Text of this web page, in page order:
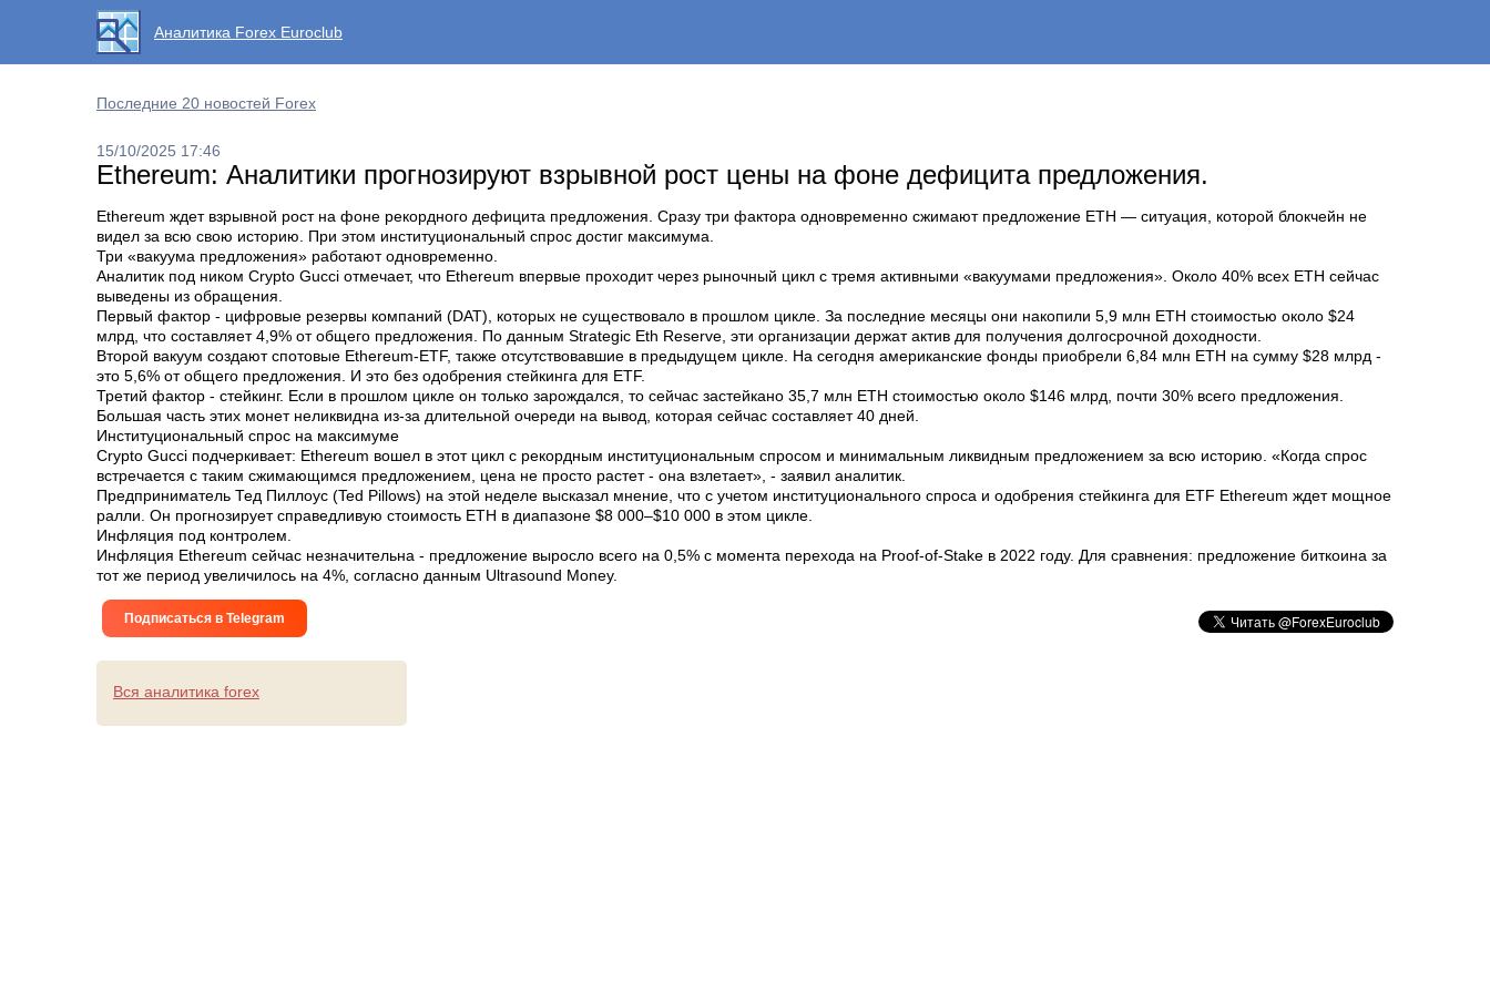
Аналитика Forex Euroclub
Последние 20 новостей Forex
15/10/2025 17:46
Ethereum: Аналитики прогнозируют взрывной рост цены на фоне дефицита предложения.
Ethereum ждет взрывной рост на фоне рекордного дефицита предложения. Сразу три фактора одновременно сжимают предложение ETH — ситуация, которой блокчейн не
видел за всю свою историю. При этом институциональный спрос достиг максимума.
Три «вакуума предложения» работают одновременно.
Аналитик под ником Crypto Gucci отмечает, что Ethereum впервые проходит через рыночный цикл с тремя активными «вакуумами предложения». Около 40% всех ETH сейчас
выведены из обращения.
Первый фактор - цифровые резервы компаний (DAT), которых не существовало в прошлом цикле. За последние месяцы они накопили 5,9 млн ETH стоимостью около $24
млрд, что составляет 4,9% от общего предложения. По данным Strategic Eth Reserve, эти организации держат актив для получения долгосрочной доходности.
Второй вакуум создают спотовые Ethereum-ETF, также отсутствовавшие в предыдущем цикле. На сегодня американские фонды приобрели 6,84 млн ETH на сумму $28 млрд -
это 5,6% от общего предложения. И это без одобрения стейкинга для ETF.
Третий фактор - стейкинг. Если в прошлом цикле он только зарождался, то сейчас застейкано 35,7 млн ETH стоимостью около $146 млрд, почти 30% всего предложения.
Большая часть этих монет неликвидна из-за длительной очереди на вывод, которая сейчас составляет 40 дней.
Институциональный спрос на максимуме
Crypto Gucci подчеркивает: Ethereum вошел в этот цикл с рекордным институциональным спросом и минимальным ликвидным предложением за всю историю. «Когда спрос
встречается с таким сжимающимся предложением, цена не просто растет - она взлетает», - заявил аналитик.
Предприниматель Тед Пиллоус (Ted Pillows) на этой неделе высказал мнение, что с учетом институционального спроса и одобрения стейкинга для ETF Ethereum ждет мощное
ралли. Он прогнозирует справедливую стоимость ETH в диапазоне $8 000–$10 000 в этом цикле.
Инфляция под контролем.
Инфляция Ethereum сейчас незначительна - предложение выросло всего на 0,5% с момента перехода на Proof-of-Stake в 2022 году. Для сравнения: предложение биткоина за
тот же период увеличилось на 4%, согласно данным Ultrasound Money.
Подписаться в Telegram
Вся аналитика forex